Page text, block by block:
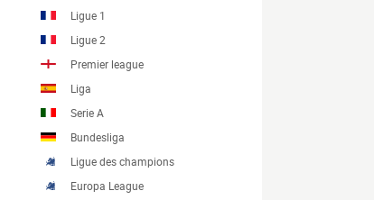
Ligue 1
Ligue 2
Premier league
Liga
Serie A
Bundesliga
Ligue des champions
Europa League